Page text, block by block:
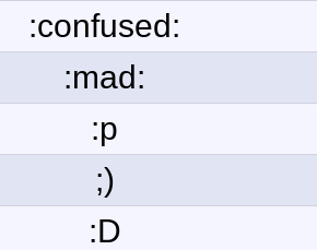
:confused:
:mad:
:p
;)
:D